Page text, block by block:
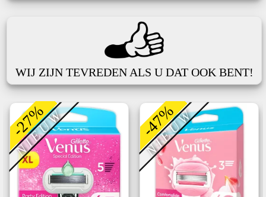
WIJ ZIJN TEVREDEN ALS U DAT OOK BENT!
-27%
NIEUW -47%
NIEUW